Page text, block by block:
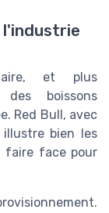
l'industrie
et plus
boissons
Red Bull, avec
bien les
faire face pour